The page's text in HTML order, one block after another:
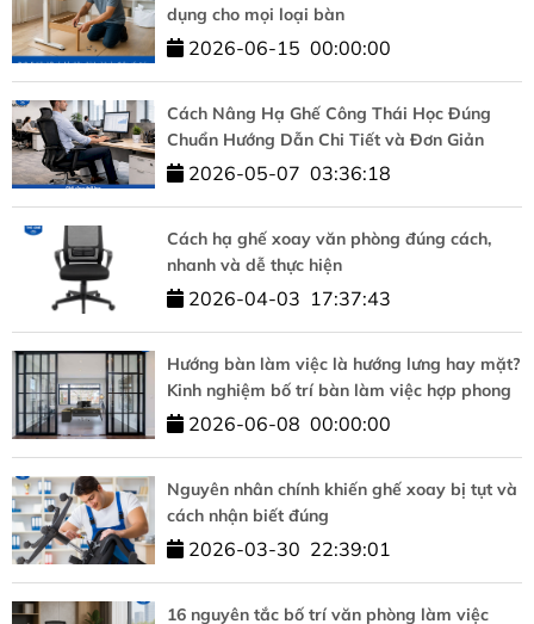
dụng cho mọi loại bàn
2026-06-15 00:00:00
Cách Nâng Hạ Ghế Công Thái Học Đúng
Chuẩn Hướng Dẫn Chi Tiết và Đơn Giản
2026-05-07 03:36:18
Cách hạ ghế xoay văn phòng đúng cách,
nhanh và dễ thực hiện
2026-04-03 17:37:43
Hướng bàn làm việc là hướng lưng hay mặt?
Kinh nghiệm bố trí bàn làm việc hợp phong
thủy2026-06-08 00:00:00
Nguyên nhân chính khiến ghế xoay bị tụt và
cách nhận biết đúng
2026-03-30 22:39:01
16 nguyên tắc bố trí văn phòng làm việc